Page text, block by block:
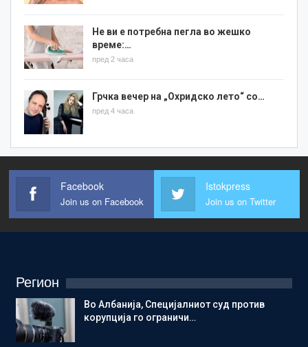
Не ви е потребна пегла во жешко
време:…
пред 2 часа
Грчка вечер на „Охридско лето“ со…
пред 4 часа
Facebook
Join us on Facebook
Istokpress
Join us on Twitter
Регион
Во Албанија, Специјалниот суд против
корупција го ограничи…